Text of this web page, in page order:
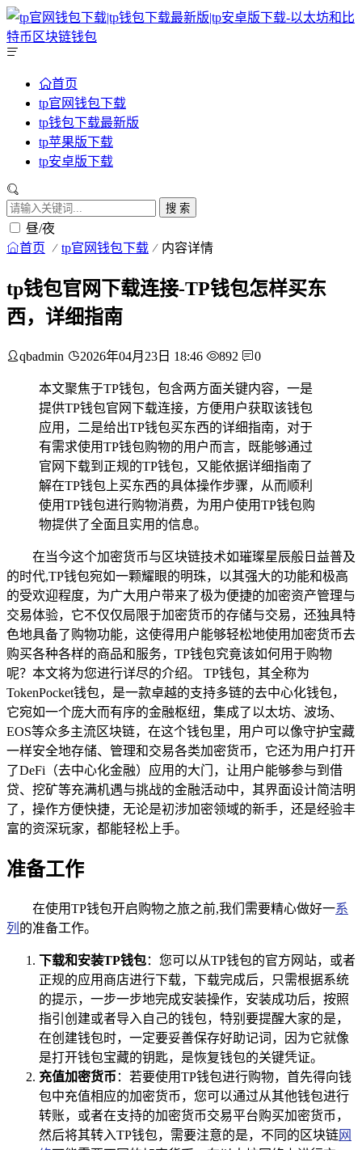
首页
tp官网钱包下载
tp钱包下载最新版
tp苹果版下载
tp安卓版下载
搜 索
昼/夜
首页 tp官网钱包下载 内容详情
tp钱包官网下载连接-TP钱包怎样买东
西，详细指南
qbadmin 2026年04月23日 18:46 892 0
本文聚焦于TP钱包，包含两方面关键内容，一是
提供TP钱包官网下载连接，方便用户获取该钱包
应用，二是给出TP钱包买东西的详细指南，对于
有需求使用TP钱包购物的用户而言，既能够通过
官网下载到正规的TP钱包，又能依据详细指南了
解在TP钱包上买东西的具体操作步骤，从而顺利
使用TP钱包进行购物消费，为用户使用TP钱包购
物提供了全面且实用的信息。
在当今这个加密货币与区块链技术如璀璨星辰般日益普及
的时代,TP钱包宛如一颗耀眼的明珠，以其强大的功能和极高
的受欢迎程度，为广大用户带来了极为便捷的加密资产管理与
交易体验，它不仅仅局限于加密货币的存储与交易，还独具特
色地具备了购物功能，这使得用户能够轻松地使用加密货币去
购买各种各样的商品和服务，TP钱包究竟该如何用于购物
呢？本文将为您进行详尽的介绍。 TP钱包，其全称为
TokenPocket钱包，是一款卓越的支持多链的去中心化钱包，
它宛如一个庞大而有序的金融枢纽，集成了以太坊、波场、
EOS等众多主流区块链，在这个钱包里，用户可以像守护宝藏
一样安全地存储、管理和交易各类加密货币，它还为用户打开
了DeFi（去中心化金融）应用的大门，让用户能够参与到借
贷、挖矿等充满机遇与挑战的金融活动中，其界面设计简洁明
了，操作方便快捷，无论是初涉加密领域的新手，还是经验丰
富的资深玩家，都能轻松上手。
准备工作
在使用TP钱包开启购物之旅之前,我们需要精心做好一系
列 的准备工作。
下载和安装TP钱包：您可以从TP钱包的官方网站，或者
正规的应用商店进行下载，下载完成后，只需根据系统
的提示，一步一步地完成安装操作，安装成功后，按照
指引创建或者导入自己的钱包，特别要提醒大家的是，
在创建钱包时，一定要妥善保存好助记词，因为它就像
是打开钱包宝藏的钥匙，是恢复钱包的关键凭证。
充值加密货币 ：若要使用TP钱包进行购物，首先得向钱
包中充值相应的加密货币，您可以通过从其他钱包进行
转账，或者在支持的加密货币交易平台购买加密货币，
然后将其转入TP钱包，需要注意的是，不同的区块链网